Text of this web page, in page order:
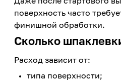
поверхность часто
финишной обработки.
Сколько
Расход зависит от:
типа поверхности;